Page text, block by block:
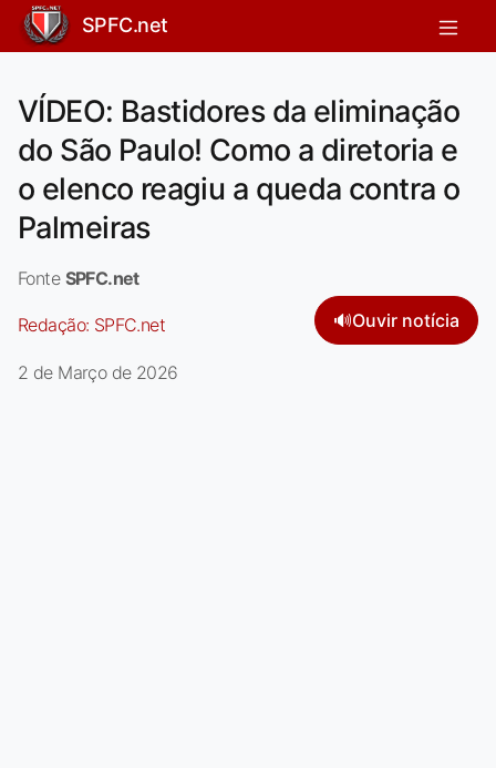
SPFC.net
VÍDEO: Bastidores da eliminação
do São Paulo! Como a diretoria e
o elenco reagiu a queda contra o
Palmeiras
Fonte SPFC.net
Redação: SPFC.net 🔊Ouvir notícia
2 de Março de 2026